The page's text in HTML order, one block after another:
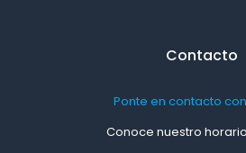
Contacto
Ponte en contacto
Conoce nuestro